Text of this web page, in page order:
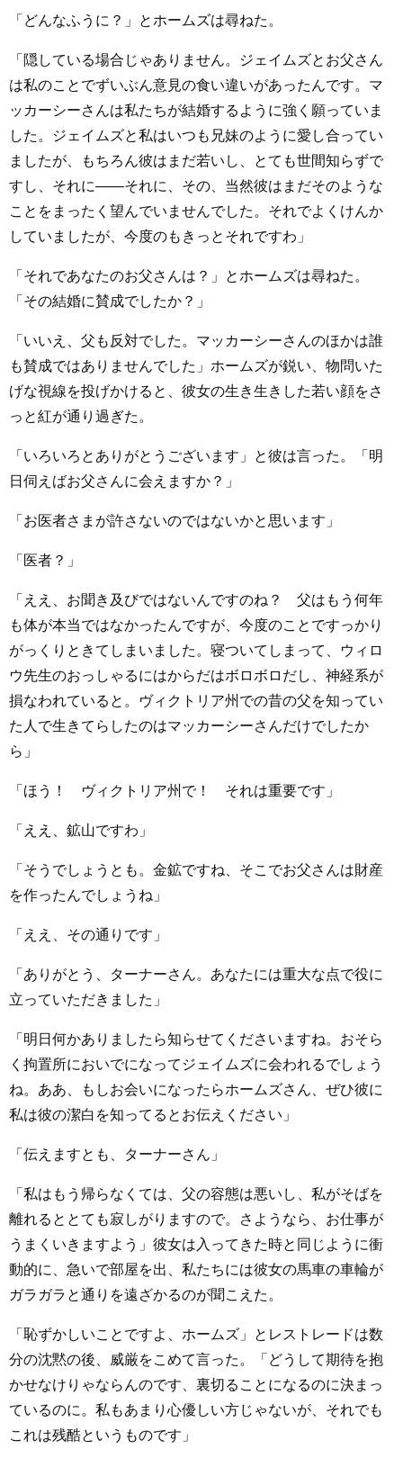
「どんなふうに？」とホームズは尋ねた。
「隠している場合じゃありません。ジェイムズとお父さん
は私のことでずいぶん意見の食い違いがあったんです。マ
ッカーシーさんは私たちが結婚するように強く願っていま
した。ジェイムズと私はいつも兄妹のように愛し合ってい
ましたが、もちろん彼はまだ若いし、とても世間知らずで
すし、それに――それに、その、当然彼はまだそのような
ことをまったく望んでいませんでした。それでよくけんか
していましたが、今度のもきっとそれですわ」
「それであなたのお父さんは？」とホームズは尋ねた。
「その結婚に賛成でしたか？」
「いいえ、父も反対でした。マッカーシーさんのほかは誰
も賛成ではありませんでした」ホームズが鋭い、物問いた
げな視線を投げかけると、彼女の生き生きした若い顔をさ
っと紅が通り過ぎた。
「いろいろとありがとうございます」と彼は言った。「明
日伺えばお父さんに会えますか？」
「お医者さまが許さないのではないかと思います」
「医者？」
「ええ、お聞き及びではないんですのね？ 父はもう何年
も体が本当ではなかったんですが、今度のことですっかり
がっくりときてしまいました。寝ついてしまって、ウィロ
ウ先生のおっしゃるにはからだはボロボロだし、神経系が
損なわれていると。ヴィクトリア州での昔の父を知ってい
た人で生きてらしたのはマッカーシーさんだけでしたか
ら」
「ほう！ ヴィクトリア州で！ それは重要です」
「ええ、鉱山ですわ」
「そうでしょうとも。金鉱ですね、そこでお父さんは財産
を作ったんでしょうね」
「ええ、その通りです」
「ありがとう、ターナーさん。あなたには重大な点で役に
立っていただきました」
「明日何かありましたら知らせてくださいますね。おそら
く拘置所においでになってジェイムズに会われるでしょう
ね。ああ、もしお会いになったらホームズさん、ぜひ彼に
私は彼の潔白を知ってるとお伝えください」
「伝えますとも、ターナーさん」
「私はもう帰らなくては、父の容態は悪いし、私がそばを
離れるととても寂しがりますので。さようなら、お仕事が
うまくいきますよう」彼女は入ってきた時と同じように衝
動的に、急いで部屋を出、私たちには彼女の馬車の車輪が
ガラガラと通りを遠ざかるのが聞こえた。
「恥ずかしいことですよ、ホームズ」とレストレードは数
分の沈黙の後、威厳をこめて言った。「どうして期待を抱
かせなけりゃならんのです、裏切ることになるのに決まっ
ているのに。私もあまり心優しい方じゃないが、それでも
これは残酷というものです」